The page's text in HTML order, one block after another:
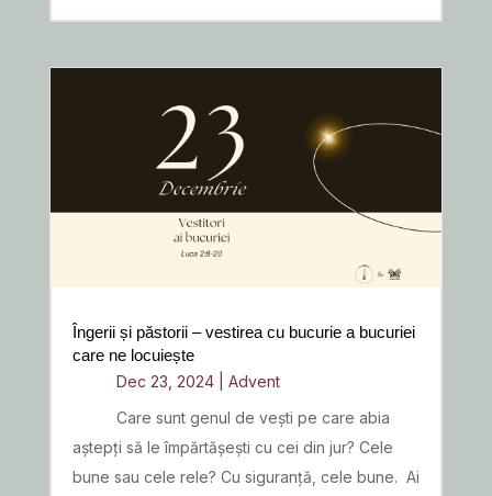
Îngerii și păstorii – vestirea cu bucurie a bucuriei
care ne locuiește
Dec 23, 2024| Advent
Care sunt genul de vești pe care abia
aștepți să le împărtășești cu cei din jur? Cele
bune sau cele rele? Cu siguranță, cele bune. Ai